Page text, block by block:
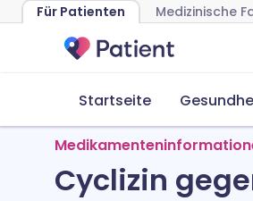
Für Patienten Medizinische
Startseite
Cyclizin